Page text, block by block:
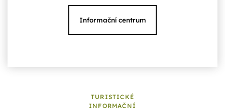
Informační centrum
TURISTICKÉ
INFORMAČNÍ